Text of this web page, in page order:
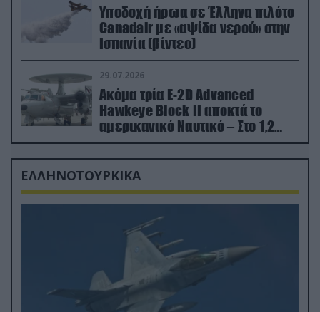
Υποδοχή ήρωα σε Έλληνα πιλότο
Canadair με «αψίδα νερού» στην
Ισπανία (βίντεο)
29.07.2026
Ακόμα τρία E-2D Advanced
Hawkeye Block II αποκτά το
αμερικανικό Ναυτικό – Στο 1,2
δισ.δολάρια το κόστος
ΕΛΛΗΝΟΤΟΥΡΚΙΚΑ